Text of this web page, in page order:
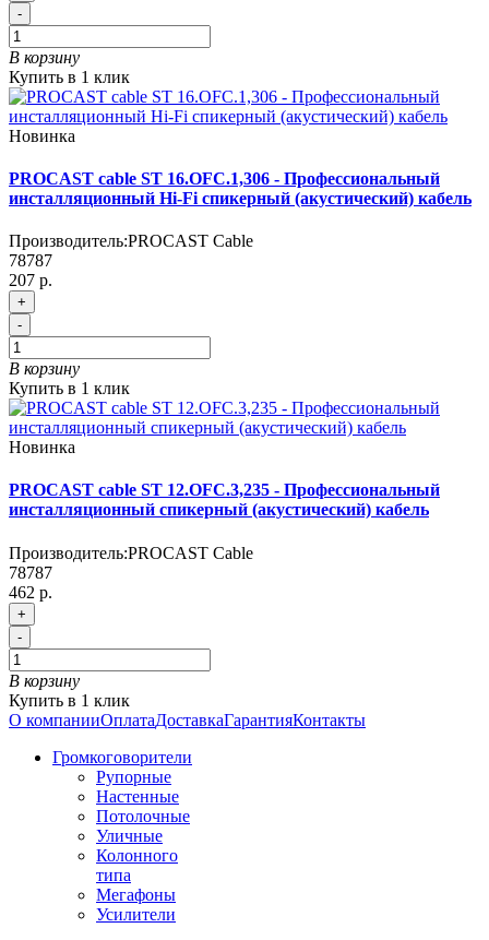
-
В корзину
Купить в 1 клик
Новинка
PROCAST cable ST 16.OFC.1,306 - Профессиональный
инсталляционный Hi-Fi спикерный (акустический) кабель
Производитель:PROCAST Cable
78787
207 р.
+
-
В корзину
Купить в 1 клик
Новинка
PROCAST cable ST 12.OFC.3,235 - Профессиональный
инсталляционный спикерный (акустический) кабель
Производитель:PROCAST Cable
78787
462 р.
+
-
В корзину
Купить в 1 клик
О компанииОплатаДоставкаГарантияКонтакты
Громкоговорители
Рупорные
Настенные
Потолочные
Уличные
Колонного
типа
Мегафоны
Усилители